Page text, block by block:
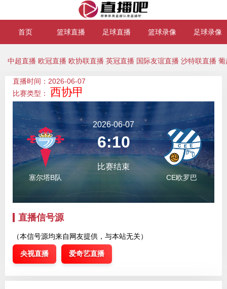
首页 篮球直播 足球直播 篮球录像 足球录像
中超直播 欧冠直播 欧协联直播 英冠直播 国际友谊直播 沙特联直播 葡
直播时间：2026-06-07
比赛类型： 西协甲
塞尔塔B队
2026-06-07
6:10
比赛结束
CE欧罗巴
直播信号源
（本信号源均来自网友提供，与本站无关）
央视直播 爱奇艺直播